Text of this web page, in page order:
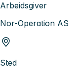
Arbeidsgiver
Nor-Operation AS
Sted